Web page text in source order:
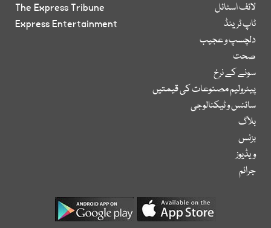
لائف اسٹائل
ٹاپ ٹرینڈ
دلچسپ و عجیب
صحت
سونے کے نرخ
پیٹرولیم مصنوعات کی قیمتیں
سائنس و ٹیکنالوجی
بلاگ
بزنس
ویڈیوز
جرائم
The Express Tribune
Express Entertainment